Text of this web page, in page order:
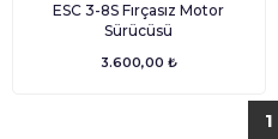
ESC 3-8S Fırçasız Motor
Sürücüsü
3.600,00 ₺
1